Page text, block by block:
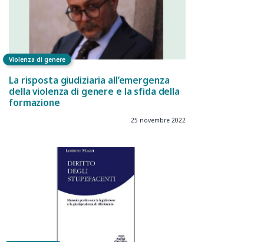
Violenza di genere
La risposta giudiziaria all’emergenza
della violenza di genere e la sfida della
formazione
25 novembre 2022